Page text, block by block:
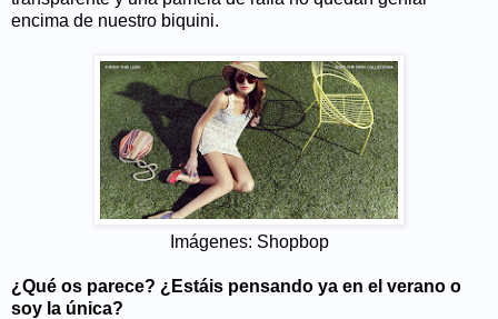
encima de nuestro biquini.
Imágenes: Shopbop
¿Qué os parece? ¿Estáis pensando ya en el verano o
soy la única?